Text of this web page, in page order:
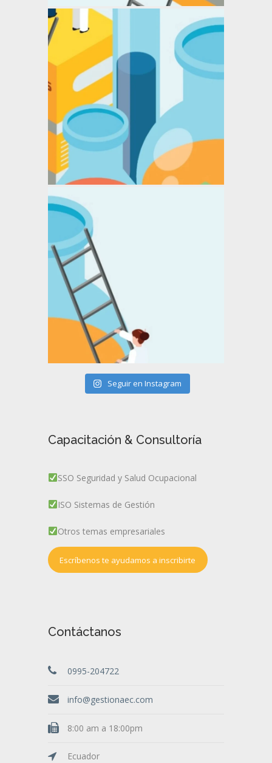
Seguir en Instagram
Capacitación & Consultoría
SSO Seguridad y Salud Ocupacional
ISO Sistemas de Gestión
Otros temas empresariales
Escríbenos te ayudamos a inscribirte
Contáctanos
0995-204722
info@gestionaec.com
8:00 am a 18:00pm
Ecuador